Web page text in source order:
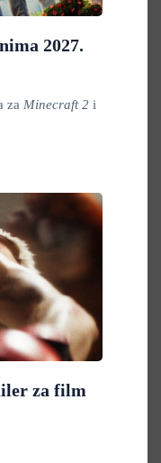
2027.
za Minecraft 2 i
za film